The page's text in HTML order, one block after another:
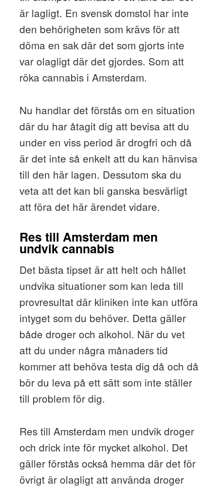
är lagligt. En svensk domstol har inte
den behörigheten som krävs för att
döma en sak där det som gjorts inte
var olagligt där det gjordes. Som att
röka cannabis i Amsterdam.
Nu handlar det förstås om en situation
där du har åtagit dig att bevisa att du
under en viss period är drogfri och då
är det inte så enkelt att du kan hänvisa
till den här lagen. Dessutom ska du
veta att det kan bli ganska besvärligt
att föra det här ärendet vidare.
Res till Amsterdam men
undvik cannabis
Det bästa tipset är att helt och hållet
undvika situationer som kan leda till
provresultat där kliniken inte kan utföra
intyget som du behöver. Detta gäller
både droger och alkohol. När du vet
att du under några månaders tid
kommer att behöva testa dig då och då
bör du leva på ett sätt som inte ställer
till problem för dig.
Res till Amsterdam men undvik droger
och drick inte för mycket alkohol. Det
gäller förstås också hemma där det för
övrigt är olagligt att använda droger